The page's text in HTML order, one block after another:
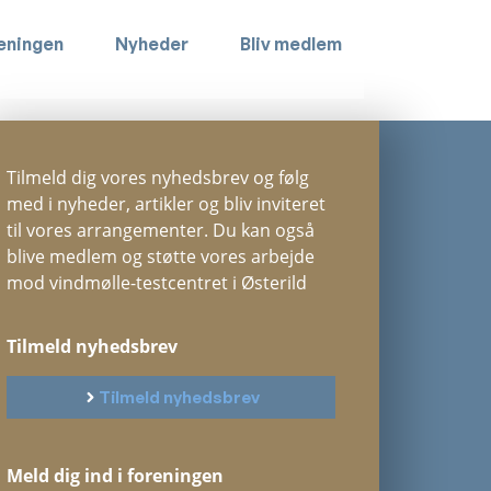
Nyheder Bliv medlem
Tilmeld dig vores nyhedsbrev og følg
med i nyheder, artikler og bliv inviteret
til vores arrangementer. Du kan også
blive medlem og støtte vores arbejde
mod vindmølle-testcentret i Østerild
Tilmeld nyhedsbrev
Tilmeld nyhedsbrev
Meld dig ind i foreningen